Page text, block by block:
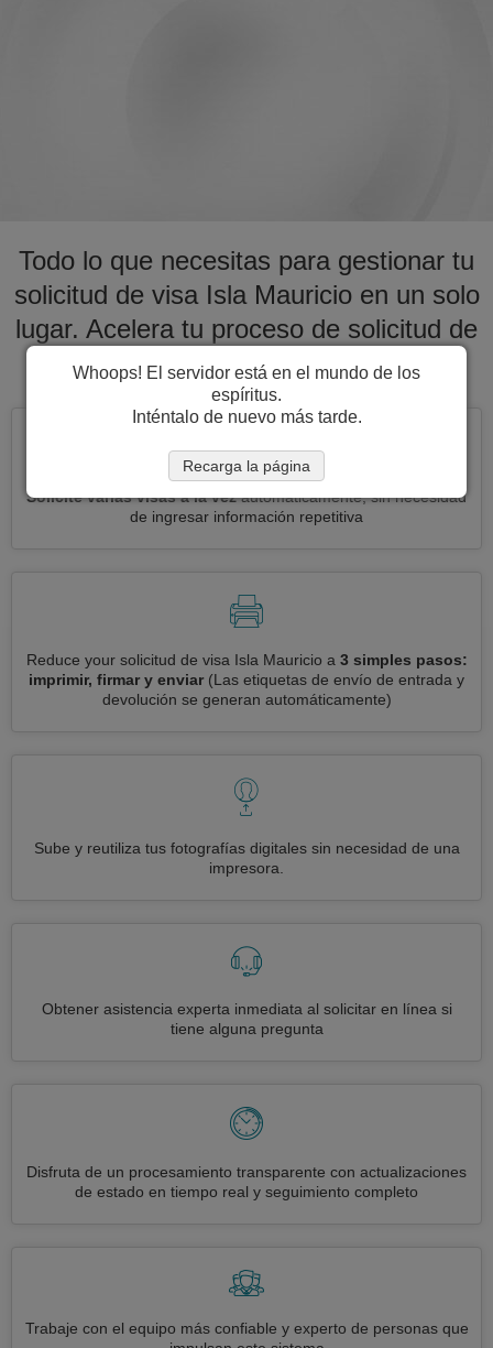
Todo lo que necesitas para gestionar tu
solicitud de visa Isla Mauricio en un solo
lugar. Acelera tu proceso de solicitud de
visa para Isla Mauricio.
Solicite varias visas a la vezautomáticamente, sin necesidad
de ingresar información repetitiva
Reduce your solicitud de visa Isla Mauricio a 3 simples pasos:
imprimir, firmar y enviar (Las etiquetas de envío de entrada y
devolución se generan automáticamente)
Sube y reutiliza tus fotografías digitales sin necesidad de una
impresora.
Obtener asistencia experta inmediata al solicitar en línea si
tiene alguna pregunta
Disfruta de un procesamiento transparente con actualizaciones
de estado en tiempo real y seguimiento completo
Trabaje con el equipo más confiable y experto de personas que
Whoops! El servidor está en el mundo de los
espíritus.
Inténtalo de nuevo más tarde.
Recarga la página